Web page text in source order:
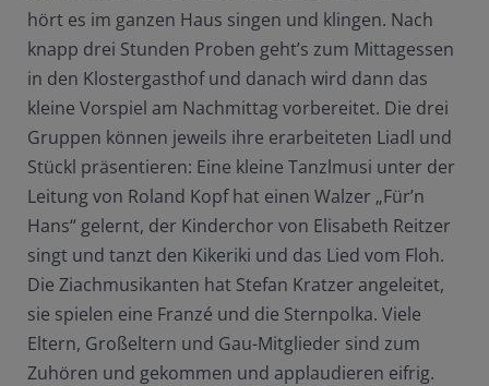
hört es im ganzen Haus singen und klingen. Nach
knapp drei Stunden Proben geht’s zum Mittagessen
in den Klostergasthof und danach wird dann das
kleine Vorspiel am Nachmittag vorbereitet. Die drei
Gruppen können jeweils ihre erarbeiteten Liadl und
Stückl präsentieren: Eine kleine Tanzlmusi unter der
Leitung von Roland Kopf hat einen Walzer „Für’n
Hans“ gelernt, der Kinderchor von Elisabeth Reitzer
singt und tanzt den Kikeriki und das Lied vom Floh.
Die Ziachmusikanten hat Stefan Kratzer angeleitet,
sie spielen eine Franzé und die Sternpolka. Viele
Eltern, Großeltern und Gau-Mitglieder sind zum
Zuhören und gekommen und applaudieren eifrig.